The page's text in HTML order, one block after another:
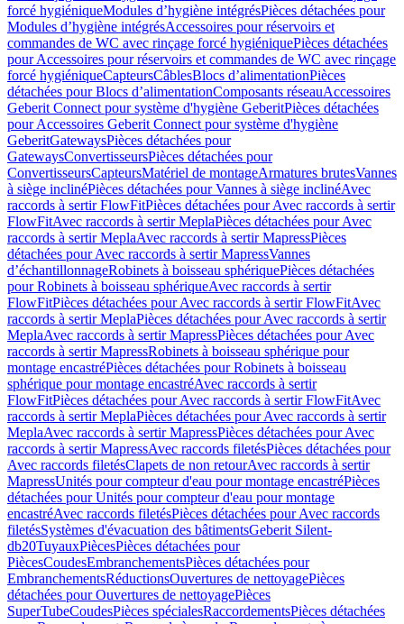
forcé hygiéniqueModules d’hygiène intégrésPièces détachées pour
Modules d’hygiène intégrésAccessoires pour réservoirs et
commandes de WC avec rinçage forcé hygiéniquePièces détachées
pour Accessoires pour réservoirs et commandes de WC avec rinçage
forcé hygiéniqueCapteursCâblesBlocs d’alimentationPièces
détachées pour Blocs d’alimentationComposants réseauAccessoires
Geberit Connect pour système d'hygiène GeberitPièces détachées
pour Accessoires Geberit Connect pour système d'hygiène
GeberitGatewaysPièces détachées pour
GatewaysConvertisseursPièces détachées pour
ConvertisseursCapteursMatériel de montageArmatures brutesVannes
à siège inclinéPièces détachées pour Vannes à siège inclinéAvec
raccords à sertir FlowFitPièces détachées pour Avec raccords à sertir
FlowFitAvec raccords à sertir MeplaPièces détachées pour Avec
raccords à sertir MeplaAvec raccords à sertir MapressPièces
détachées pour Avec raccords à sertir MapressVannes
d’échantillonnageRobinets à boisseau sphériquePièces détachées
pour Robinets à boisseau sphériqueAvec raccords à sertir
FlowFitPièces détachées pour Avec raccords à sertir FlowFitAvec
raccords à sertir MeplaPièces détachées pour Avec raccords à sertir
MeplaAvec raccords à sertir MapressPièces détachées pour Avec
raccords à sertir MapressRobinets à boisseau sphérique pour
montage encastréPièces détachées pour Robinets à boisseau
sphérique pour montage encastréAvec raccords à sertir
FlowFitPièces détachées pour Avec raccords à sertir FlowFitAvec
raccords à sertir MeplaPièces détachées pour Avec raccords à sertir
MeplaAvec raccords à sertir MapressPièces détachées pour Avec
raccords à sertir MapressAvec raccords filetésPièces détachées pour
Avec raccords filetésClapets de non retourAvec raccords à sertir
MapressUnités pour compteur d'eau pour montage encastréPièces
détachées pour Unités pour compteur d'eau pour montage
encastréAvec raccords filetésPièces détachées pour Avec raccords
filetésSystèmes d'évacuation des bâtimentsGeberit Silent-
db20TuyauxPiècesPièces détachées pour
PiècesCoudesEmbranchementsPièces détachées pour
EmbranchementsRéductionsOuvertures de nettoyagePièces
détachées pour Ouvertures de nettoyagePièces
SuperTubeCoudesPièces spécialesRaccordementsPièces détachées